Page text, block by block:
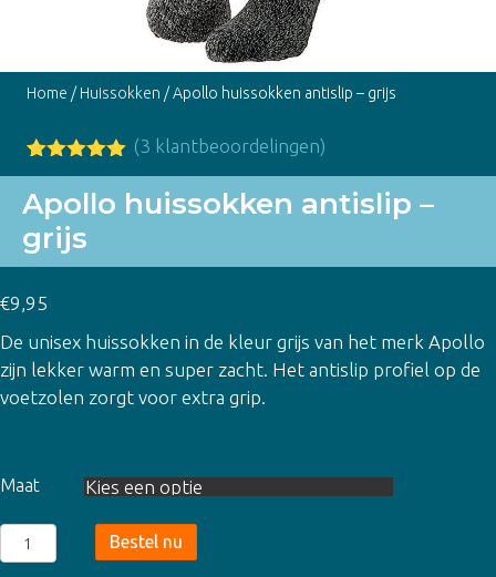
Home / Huissokken / Apollo huissokken antislip – grijs
Gewaardeer
d
op
5
gebaseerd
op
3
klant
waarderinge
(3 klantbeoordelingen)
Apollo huissokken antislip –
grijs
€9,95
De unisex huissokken in de kleur grijs van het merk Apollo
zijn lekker warm en super zacht. Het antislip profiel op de
voetzolen zorgt voor extra grip.
Maat
Apollo
huissokken
Bestel nu